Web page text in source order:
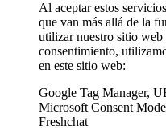
Al aceptar estos
que van más allá de la
utilizar nuestro sitio
consentimiento,
en este sitio web:
Google Tag Manager,
Microsoft Consent
Freshchat